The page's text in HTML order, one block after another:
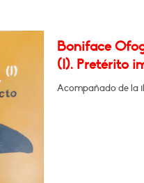
Boniface
(I). Pretérito
Acompañado de la